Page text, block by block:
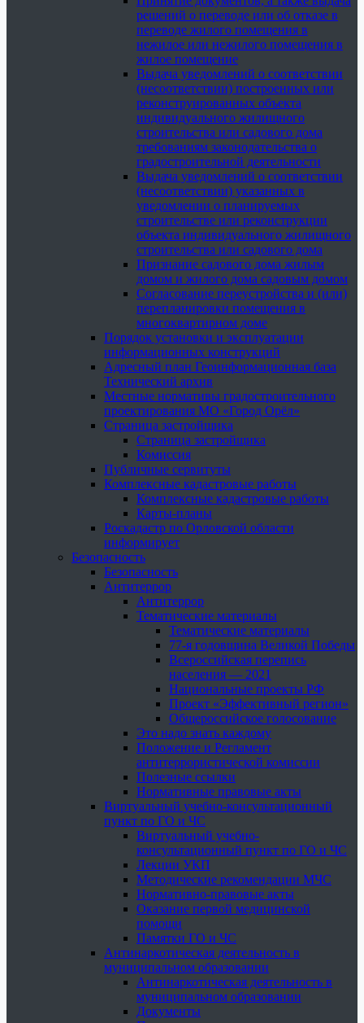
решений о переводе или об отказе в
переводе жилого помещения в
нежилое или нежилого помещения в
жилое помещение
Выдача уведомлений о соответствии
(несоответствии) построенных или
реконструированных объекта
индивидуального жилищного
строительства или садового дома
требованиям законодательства о
градостроительной деятельности
Выдача уведомлений о соответствии
(несоответствии) указанных в
уведомлении о планируемых
строительстве или реконструкции
объекта индивидуального жилищного
строительства или садового дома
Признание садового дома жилым
домом и жилого дома садовым домом
Согласование переустройства и (или)
перепланировки помещения в
многоквартирном доме
Порядок установки и эксплуатации
информационных конструкций
Адресный план Геоинформационная база
Технический архив
Местные нормативы градостроительного
проектирования МО «Город Орёл»
Страница застройщика
Страница застройщика
Комиссия
Публичные сервитуты
Комплексные кадастровые работы
Комплексные кадастровые работы
Карты-планы
Роскадастр по Орловской области
информирует
Безопасность
Безопасность
Антитеррор
Антитеррор
Тематические материалы
Тематические материалы
77-я годовщина Великой Победы
Всероссийская перепись
населения — 2021
Национальные проекты РФ
Проект «Эффективный регион»
Общероссийское голосование
Это надо знать каждому
Положение и Регламент
антитеррористической комиссии
Полезные ссылки
Нормативные правовые акты
Виртуальный учебно-консультационный
пункт по ГО и ЧС
Виртуальный учебно-
консультационный пункт по ГО и ЧС
Лекции УКП
Методические рекомендации МЧС
Нормативно-правовые акты
Оказание первой медицинской
помощи
Памятки ГО и ЧС
Антинаркотическая деятельность в
муниципальном образовании
Антинаркотическая деятельность в
муниципальном образовании
Документы